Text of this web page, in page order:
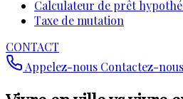
Calculateur de prêt
Taxe de mutation
CONTACT
Appelez-nous Contactez-nous